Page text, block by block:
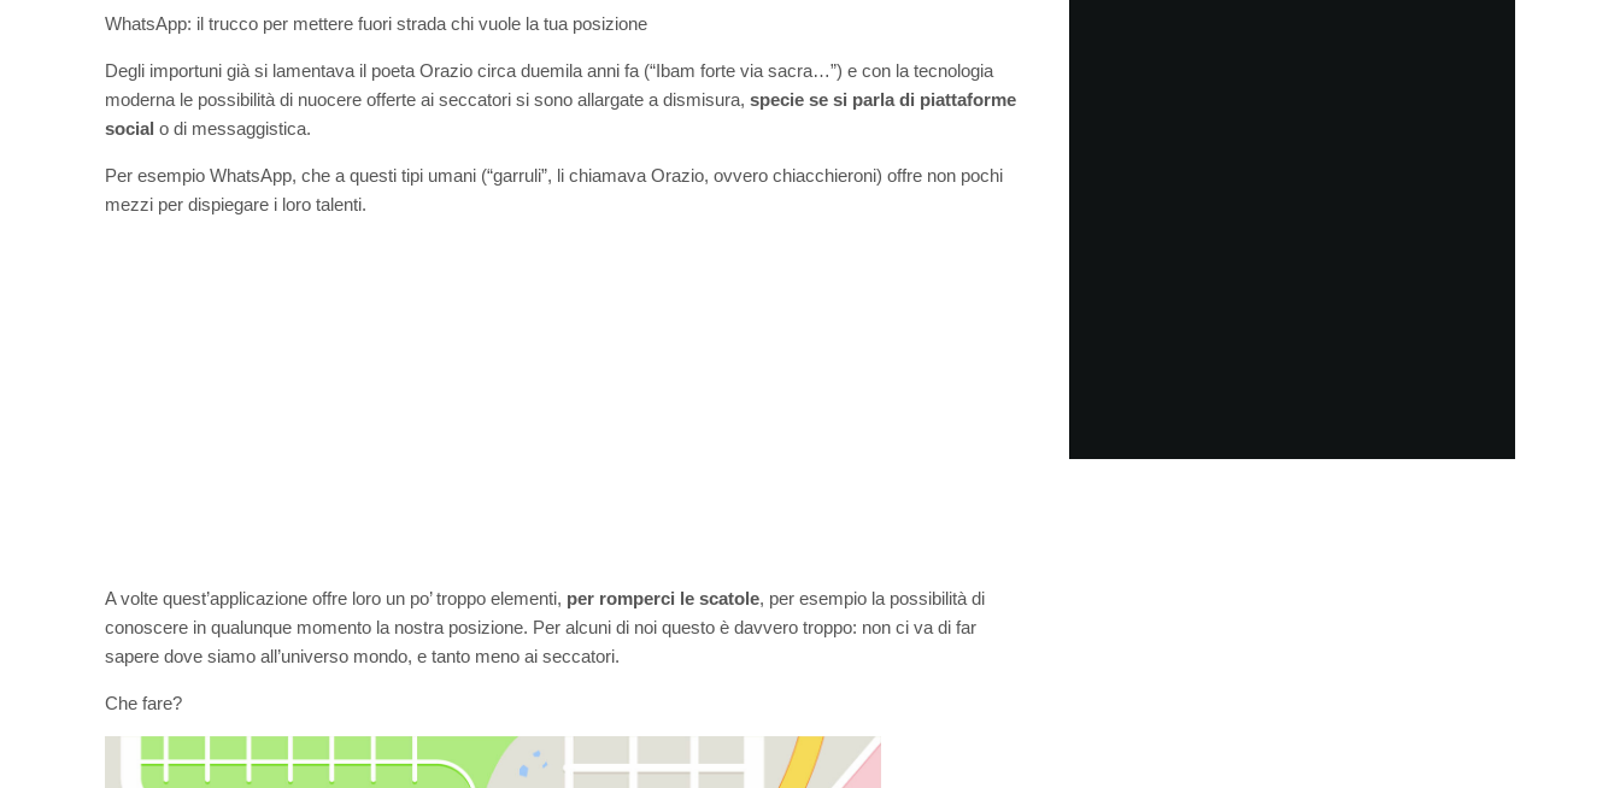
WhatsApp: il trucco per mettere fuori strada chi vuole la tua posizione
Degli importuni già si lamentava il poeta Orazio circa duemila anni fa (“Ibam forte via sacra…”) e con la tecnologia
moderna le possibilità di nuocere offerte ai seccatori si sono allargate a dismisura, specie se si parla di piattaforme
social o di messaggistica.
Per esempio WhatsApp, che a questi tipi umani (“garruli”, li chiamava Orazio, ovvero chiacchieroni) offre non pochi
mezzi per dispiegare i loro talenti.
A volte quest’applicazione offre loro un po’ troppo elementi, per romperci le scatole, per esempio la possibilità di
conoscere in qualunque momento la nostra posizione. Per alcuni di noi questo è davvero troppo: non ci va di far
sapere dove siamo all’universo mondo, e tanto meno ai seccatori.
Che fare?